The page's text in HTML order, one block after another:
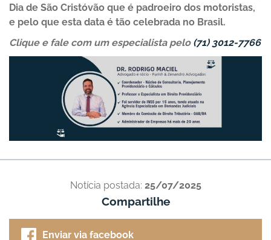
Dia de São Cristóvão que é padroeiro dos motoristas,
e pelo que esta data é tão celebrada no Brasil.
Clique e fale com um especialista pelo (71) 3012-7766
Notícia postada: 25/07/2025
Compartilhe
Enviar via facebook